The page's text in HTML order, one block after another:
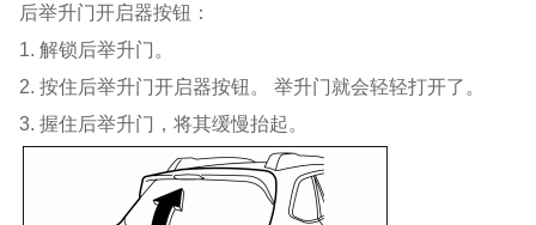
后举升门开启器按钮：
1. 解锁后举升门。
2. 按住后举升门开启器按钮。 举升门就会轻轻打开了。
3. 握住后举升门，将其缓慢抬起。